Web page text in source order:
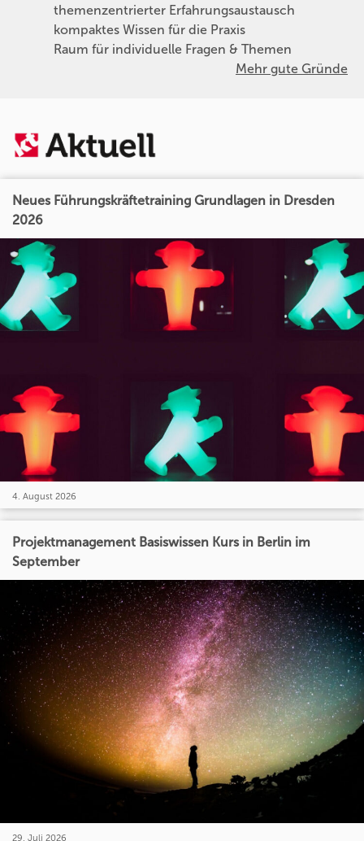
themenzentrierter Erfahrungsaustausch
kompaktes Wissen für die Praxis
Raum für individuelle Fragen & Themen
Mehr gute Gründe
Neues Führungskräftetraining Grundlagen in Dresden
2026
4. August 2026
Projektmanagement Basiswissen Kurs in Berlin im
September
29. Juli 2026